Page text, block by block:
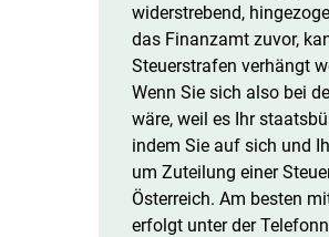
widerstrebend,
das Finanzamt zuvor,
Steuerstrafen verhängt
Wenn Sie sich also bei
wäre, weil es Ihr
indem Sie auf sich und
um Zuteilung einer
Österreich. Am besten
erfolgt unter der